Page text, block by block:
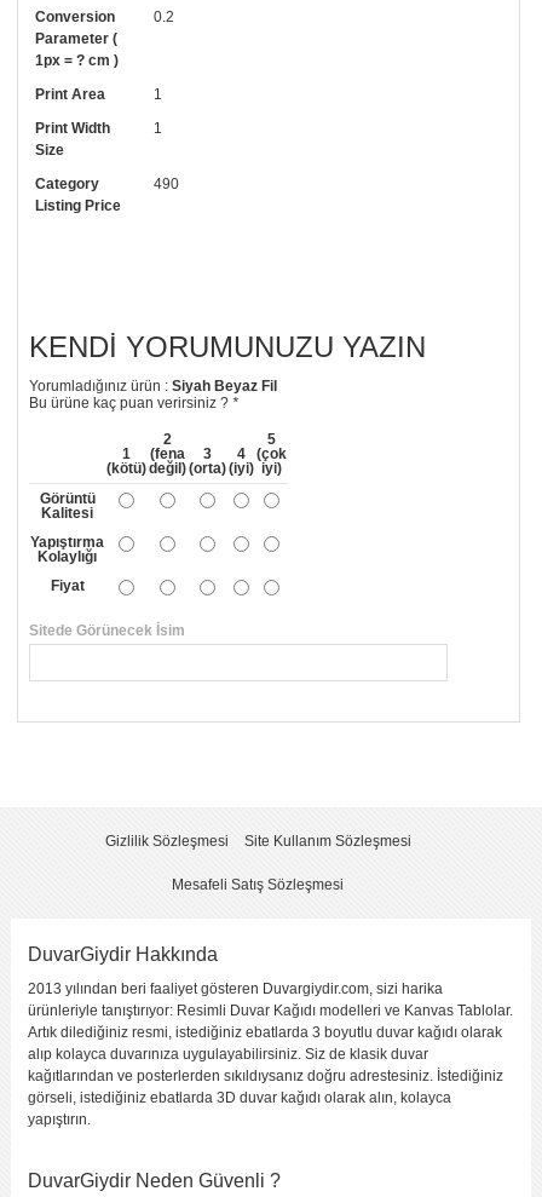
uygulama kılavuzu da gönderilecektir.
• Resimli duvar kağıdı modelinizi siyah beyaz renklerde istiyorsanız bizi
arayıp talebinizi iletebilirsiniz.
• Görselde düzenleme yaptırmak istiyorsanız yine bize telefon
numaramızdan ulaşabilirsiniz.
Conversion
Parameter (
1px = ? cm )
0.2
Print Area
1
Print Width
Size
1
Category
Listing Price
490
KENDI YORUMUNUZU YAZIN
Yorumladığınız ürün :Siyah Beyaz Fil
Bu ürüne kaç puan verirsiniz ?*
1
(kötü)
2
(fena
değil)
3
(orta)
4
(iyi)
5
(çok
iyi)
Görüntü
Kalitesi
Yapıştırma
Kolaylığı
Fiyat
Sitede Görünecek İsim
Yorumu Gönder
Gizlilik Sözleşmesi Site Kullanım Sözleşmesi
Mesafeli Satış Sözleşmesi
DuvarGiydir Hakkında
2013 yılından beri faaliyet gösteren Duvargiydir.com, sizi harika
ürünleriyle tanıştırıyor: Resimli Duvar Kağıdı modelleri ve Kanvas Tablolar.
Artık dilediğiniz resmi, istediğiniz ebatlarda 3 boyutlu duvar kağıdı olarak
alıp kolayca duvarınıza uygulayabilirsiniz. Siz de klasik duvar
kağıtlarından ve posterlerden sıkıldıysanız doğru adrestesiniz. İstediğiniz
görseli, istediğiniz ebatlarda 3D duvar kağıdı olarak alın, kolayca
yapıştırın.
DuvarGiydir Neden Güvenli ?